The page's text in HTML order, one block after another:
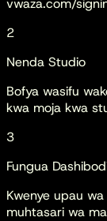
2
Nenda Studio
Bofya wasifu
kwa moja kwa
3
Fungua
Kwenye upau
muhtasari wa